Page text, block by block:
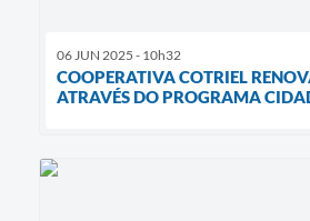
06 JUN 2025 - 10h32
COOPERATIVA COTRIEL
ATRAVÉS DO PROGRAMA